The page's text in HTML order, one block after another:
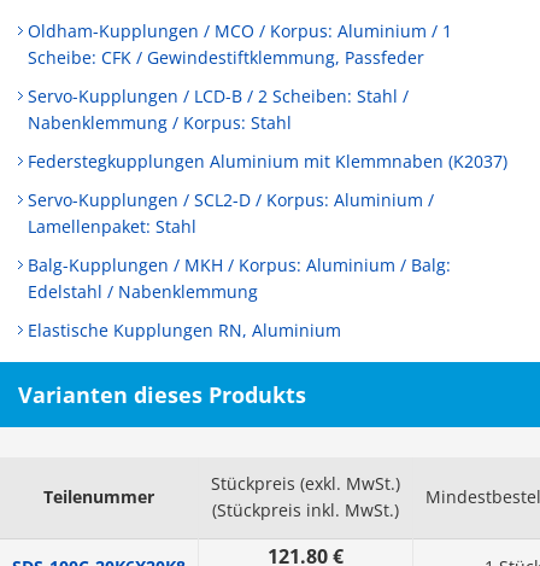
Oldham-Kupplungen / MCO / Korpus: Aluminium / 1
Scheibe: CFK / Gewindestiftklemmung, Passfeder
Servo-Kupplungen / LCD-B / 2 Scheiben: Stahl /
Nabenklemmung / Korpus: Stahl
Federstegkupplungen Aluminium mit Klemmnaben (K2037)
Servo-Kupplungen / SCL2-D / Korpus: Aluminium /
Lamellenpaket: Stahl
Balg-Kupplungen / MKH / Korpus: Aluminium / Balg:
Edelstahl / Nabenklemmung
Elastische Kupplungen RN, Aluminium
Varianten dieses Produkts
Teilenummer
Stückpreis (exkl. MwSt.)
(Stückpreis inkl. MwSt.)
121.80 €